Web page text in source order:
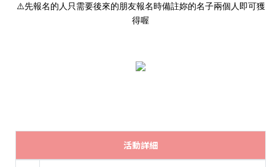
⚠先報名的人只需要後來的朋友報名時備註妳的名子兩個人即可獲
得喔
活動詳細